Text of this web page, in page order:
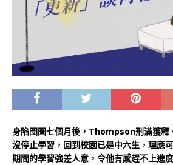
身陷囹圄七個月後，Thompson刑滿獲釋
沒停止學習，回到校園已是中六生，理應
期間的學習強差人意，令他有感趕不上進